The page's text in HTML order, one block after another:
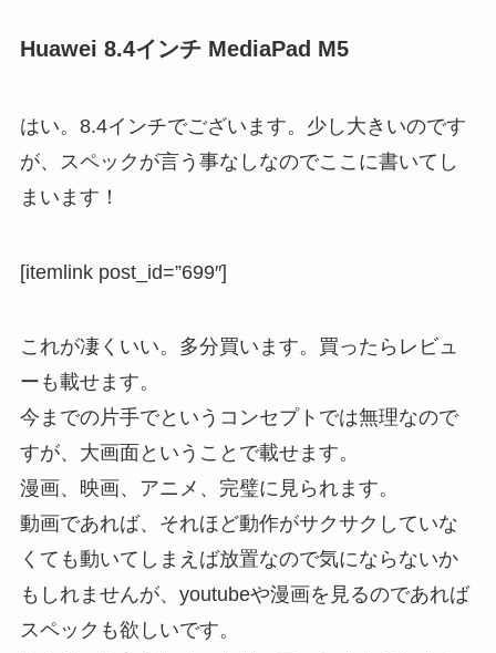
Huawei 8.4インチ MediaPad M5
はい。8.4インチでございます。少し大きいのです
が、スペックが言う事なしなのでここに書いてし
まいます！
[itemlink post_id=”699″]
これが凄くいい。多分買います。買ったらレビュ
ーも載せます。
今までの片手でというコンセプトでは無理なので
すが、大画面ということで載せます。
漫画、映画、アニメ、完璧に見られます。
動画であれば、それほど動作がサクサクしていな
くても動いてしまえば放置なので気にならないか
もしれませんが、youtubeや漫画を見るのであれば
スペックも欲しいです。